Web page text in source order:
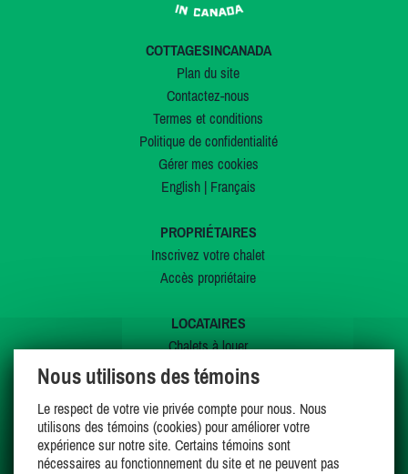
COTTAGESINCANADA
Plan du site
Contactez-nous
Termes et conditions
Politique de confidentialité
Gérer mes cookies
English| Français
PROPRIÉTAIRES
Inscrivez votre chalet
Accès propriétaire
LOCATAIRES
Chalets à louer
Chalets à vendre
Offres spéciales
Mes favoris
Nous utilisons des témoins
Le respect de votre vie privée compte pour nous. Nous
utilisons des témoins (cookies) pour améliorer votre
expérience sur notre site. Certains témoins sont
nécessaires au fonctionnement du site et ne peuvent pas